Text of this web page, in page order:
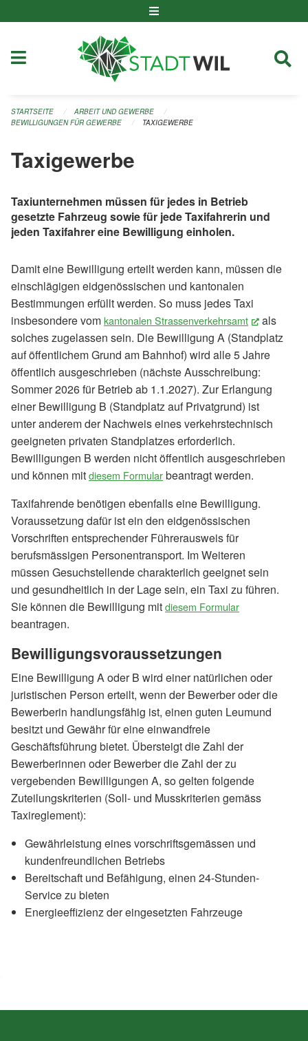
STARTSEITE
ARBEIT UND GEWERBE
BEWILLIGUNGEN FÜR GEWERBE
TAXIGEWERBE
Taxigewerbe
Taxiunternehmen müssen für jedes in Betrieb
gesetzte Fahrzeug sowie für jede Taxifahrerin und
jeden Taxifahrer eine Bewilligung einholen.
Damit eine Bewilligung erteilt werden kann, müssen die
einschlägigen eidgenössischen und kantonalen
Bestimmungen erfüllt werden. So muss jedes Taxi
insbesondere vomkantonalen Strassenverkehrsamt (External
als
solches zugelassen sein. Die Bewilligung A (Standplatz
auf öffentlichem Grund am Bahnhof) wird alle 5 Jahre
öffentlich ausgeschrieben (nächste Ausschreibung:
Sommer 2026 für Betrieb ab 1.1.2027). Zur Erlangung
einer Bewilligung B (Standplatz auf Privatgrund) ist
unter anderem der Nachweis eines verkehrstechnisch
geeigneten privaten Standplatzes erforderlich.
Bewilligungen B werden nicht öffentlich ausgeschrieben
und können mitdiesem Formularbeantragt werden.
Taxifahrende benötigen ebenfalls eine Bewilligung.
Voraussetzung dafür ist ein den eidgenössischen
Vorschriften entsprechender Führerausweis für
berufsmässigen Personentransport. Im Weiteren
müssen Gesuchstellende charakterlich geeignet sein
und gesundheitlich in der Lage sein, ein Taxi zu führen.
Sie können die Bewilligung mitdiesem Formular
beantragen.
Bewilligungsvoraussetzungen
Eine Bewilligung A oder B wird einer natürlichen oder
juristischen Person erteilt, wenn der Bewerber oder die
Bewerberin handlungsfähig ist, einen guten Leumund
besitzt und Gewähr für eine einwandfreie
Geschäftsführung bietet. Übersteigt die Zahl der
Bewerberinnen oder Bewerber die Zahl der zu
vergebenden Bewilligungen A, so gelten folgende
Zuteilungskriterien (Soll- und Musskriterien gemäss
Taxireglement):
Gewährleistung eines vorschriftsgemässen und
kundenfreundlichen Betriebs
Bereitschaft und Befähigung, einen 24-Stunden-
Service zu bieten
Energieeffizienz der eingesetzten Fahrzeuge